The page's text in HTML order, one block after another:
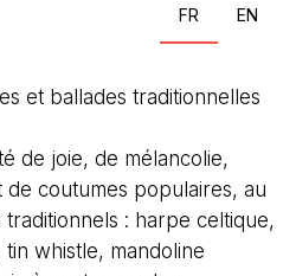
FR EN
et ballades traditionnelles
de joie, de mélancolie,
de coutumes populaires, au
: harpe celtique,
whistle, mandoline